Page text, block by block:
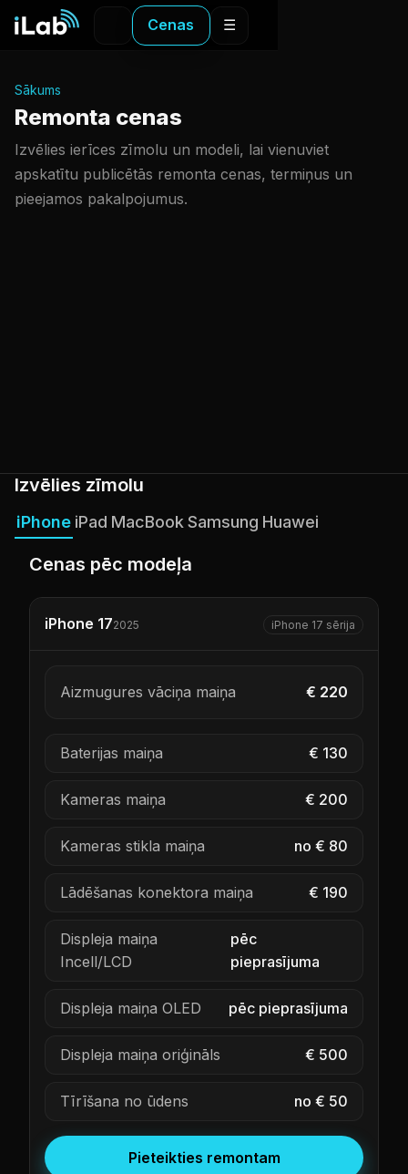
Cenas ☰
Sākums
Remonta cenas
Izvēlies ierīces zīmolu un modeli, lai vienuviet
apskatītu publicētās remonta cenas, termiņus un
pieejamos pakalpojumus.
Izvēlies zīmolu
iPhone iPad MacBook Samsung Huawei
Cenas pēc modeļa
iPhone 172025 iPhone 17 sērija
Aizmugures vāciņa maiņa € 220
Baterijas maiņa € 130
Kameras maiņa € 200
Kameras stikla maiņa no € 80
Lādēšanas konektora maiņa € 190
Displeja maiņa
Incell/LCD
pēc
pieprasījuma
Displeja maiņa OLED pēc pieprasījuma
Displeja maiņa oriģināls € 500
Tīrīšana no ūdens no € 50
Pieteikties remontam